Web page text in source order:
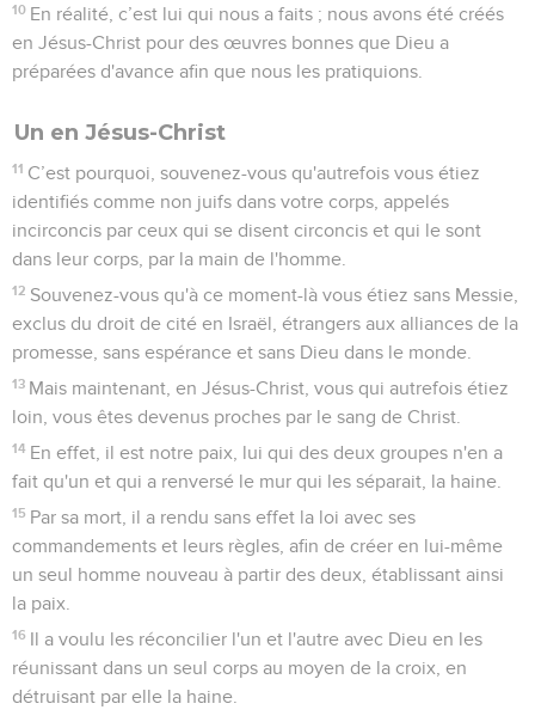
10 En réalité, c’est lui qui nous a faits ; nous avons été créés
en Jésus-Christ pour des œuvres bonnes que Dieu a
préparées d'avance afin que nous les pratiquions.
Un en Jésus-Christ
11 C’est pourquoi, souvenez-vous qu'autrefois vous étiez
identifiés comme non juifs dans votre corps, appelés
incirconcis par ceux qui se disent circoncis et qui le sont
dans leur corps, par la main de l'homme.
12 Souvenez-vous qu'à ce moment-là vous étiez sans Messie,
exclus du droit de cité en Israël, étrangers aux alliances de la
promesse, sans espérance et sans Dieu dans le monde.
13 Mais maintenant, en Jésus-Christ, vous qui autrefois étiez
loin, vous êtes devenus proches par le sang de Christ.
14 En effet, il est notre paix, lui qui des deux groupes n'en a
fait qu'un et qui a renversé le mur qui les séparait, la haine.
15 Par sa mort, il a rendu sans effet la loi avec ses
commandements et leurs règles, afin de créer en lui-même
un seul homme nouveau à partir des deux, établissant ainsi
la paix.
16 Il a voulu les réconcilier l'un et l'autre avec Dieu en les
réunissant dans un seul corps au moyen de la croix, en
détruisant par elle la haine.